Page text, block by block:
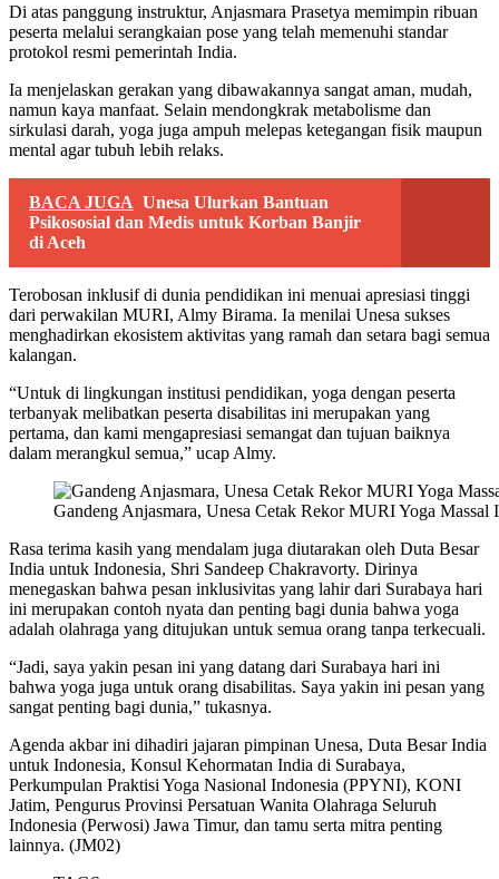
Di atas panggung instruktur, Anjasmara Prasetya memimpin ribuan
peserta melalui serangkaian pose yang telah memenuhi standar
protokol resmi pemerintah India.
Ia menjelaskan gerakan yang dibawakannya sangat aman, mudah,
namun kaya manfaat. Selain mendongkrak metabolisme dan
sirkulasi darah, yoga juga ampuh melepas ketegangan fisik maupun
mental agar tubuh lebih relaks.
BACA JUGA Unesa Ulurkan Bantuan
Psikososial dan Medis untuk Korban Banjir
di Aceh
Terobosan inklusif di dunia pendidikan ini menuai apresiasi tinggi
dari perwakilan MURI, Almy Birama. Ia menilai Unesa sukses
menghadirkan ekosistem aktivitas yang ramah dan setara bagi semua
kalangan.
“Untuk di lingkungan institusi pendidikan, yoga dengan peserta
terbanyak melibatkan peserta disabilitas ini merupakan yang
pertama, dan kami mengapresiasi semangat dan tujuan baiknya
dalam merangkul semua,” ucap Almy.
Gandeng Anjasmara, Unesa Cetak Rekor MURI Yoga
Rasa terima kasih yang mendalam juga diutarakan oleh Duta Besar
India untuk Indonesia, Shri Sandeep Chakravorty. Dirinya
menegaskan bahwa pesan inklusivitas yang lahir dari Surabaya hari
ini merupakan contoh nyata dan penting bagi dunia bahwa yoga
adalah olahraga yang ditujukan untuk semua orang tanpa terkecuali.
“Jadi, saya yakin pesan ini yang datang dari Surabaya hari ini
bahwa yoga juga untuk orang disabilitas. Saya yakin ini pesan yang
sangat penting bagi dunia,” tukasnya.
Agenda akbar ini dihadiri jajaran pimpinan Unesa, Duta Besar India
untuk Indonesia, Konsul Kehormatan India di Surabaya,
Perkumpulan Praktisi Yoga Nasional Indonesia (PPYNI), KONI
Jatim, Pengurus Provinsi Persatuan Wanita Olahraga Seluruh
Indonesia (Perwosi) Jawa Timur, dan tamu serta mitra penting
lainnya. (JM02)